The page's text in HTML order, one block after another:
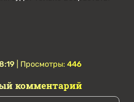
| Просмотры: 446
комментарий